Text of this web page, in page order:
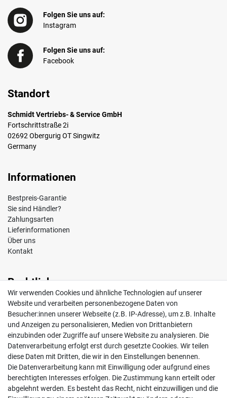
Folgen Sie uns auf:
Instagram
Folgen Sie uns auf:
Facebook
Standort
Schmidt Vertriebs- & Service GmbH
Fortschrittstraße 2i
02692 Obergurig OT Singwitz
Germany
Informationen
Bestpreis-Garantie
Sie sind Händler?
Zahlungsarten
Lieferinformationen
Über uns
Kontakt
Rechtliches
Impressum
AGB
Widerrufsrecht
Datenschutz
Vertrag widerrufen
Mein Konto
Wir verwenden Cookies und ähnliche Technologien auf unserer
Website und verarbeiten personenbezogene Daten von
Besucher:innen unserer Webseite (z.B. IP-Adresse), um z.B. Inhalte
und Anzeigen zu personalisieren, Medien von Drittanbietern
einzubinden oder Zugriffe auf unsere Website zu analysieren. Die
Datenverarbeitung erfolgt erst durch gesetzte Cookies. Wir teilen
diese Daten mit Dritten, die wir in den Einstellungen benennen.
Die Datenverarbeitung kann mit Einwilligung oder aufgrund eines
berechtigten Interesses erfolgen. Die Zustimmung kann erteilt oder
abgelehnt werden. Es besteht das Recht, nicht einzuwilligen und die